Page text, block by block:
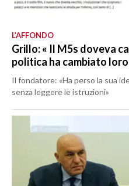
L’AFFONDO
Grillo: « Il M5s doveva
politica ha cambiato
Il fondatore: «Ha perso la sua
senza leggere le istruzioni»